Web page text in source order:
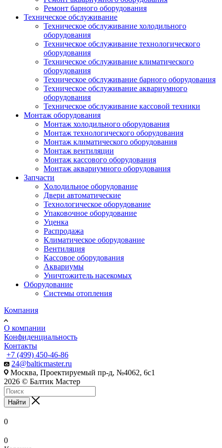
Ремонт барного оборудования
Техническое обслуживание
Техническое обслуживание холодильного
оборудования
Техническое обслуживание технологического
оборудования
Техническое обслуживание климатического
оборудования
Техническое обслуживание барного оборудования
Техническое обслуживание аквариумного
оборудования
Техническое обслуживание кассовой техники
Монтаж оборудования
Монтаж холодильного оборудования
Монтаж технологического оборудования
Монтаж климатического оборудования
Монтаж вентиляции
Монтаж кассового оборудования
Монтаж аквариумного оборудования
Запчасти
Холодильное оборудование
Двери автоматические
Технологическое оборудование
Упаковочное оборудование
Уценка
Распродажа
Климатическое оборудование
Вентиляция
Кассовое оборудования
Аквариумы
Уничтожитель насекомых
Оборудование
Системы отопления
Компания
О компании
Конфиденциальность
Контакты
+7 (499) 450-46-86
24@balticmaster.ru
Москва, Проектируемый пр-д, №4062, 6с1
2026 © Балтик Мастер
Найти
0
0